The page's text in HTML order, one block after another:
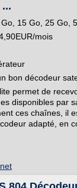
15 Go, 25 Go,
mois
bon décodeur
permet de
disponibles par
ces chaînes, il
adapté, en